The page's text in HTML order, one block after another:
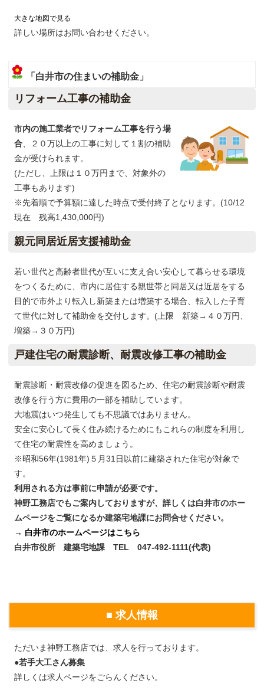
大きな地図で見る
詳しい場所はお問い合わせください。
「白井市の住まいの補助金」
リフォーム工事の補助金
市内の施工業者でリフォーム工事を行う場
合、２０万以上の工事に対して１割の補助
金が受けられます。
(ただし、上限は１０万円まで、対象外の
工事もあります)
※先着順で予算額に達した時点で受付終了となります。(10/12
現在 残高1,430,000円)
親元同居近居支援補助金
若い世代と高齢者世代が互いに支え合い安心して暮らせる環境
をつくるために、市内に居住する親世帯と同居又は近居をする
目的で市外より転入し新築または増築する場合、転入した子育
て世代に対して補助金を交付します。(上限 新築→４０万円、
増築→３０万円)
戸建住宅の耐震診断、耐震改修工事の補助金
耐震診断・耐震改修の促進を図るため、住宅の耐震診断や耐震
改修を行う方に費用の一部を補助しています。
大地震はいつ発生しても不思議ではありません。
安全に安心して長く住み続けるためにもこれらの制度を利用し
て住宅の耐震性を高めましょう。
※昭和56年(1981年)５月31日以前に建築された住宅が対象で
す。
利用される方は事前に申請が必要です。
神野工務店でもご案内しておりますが、詳しくは白井市のホー
ムページをご覧になるか建築宅地課にお問合せください。
→ 白井市のホームページはこちら
白井市役所 建築宅地課 TEL 047-492-1111(代表)
■ 求人情報
ただいま神野工務店では、求人を行っております。
●若手大工さん募集
詳しくは求人ページをごらんください。